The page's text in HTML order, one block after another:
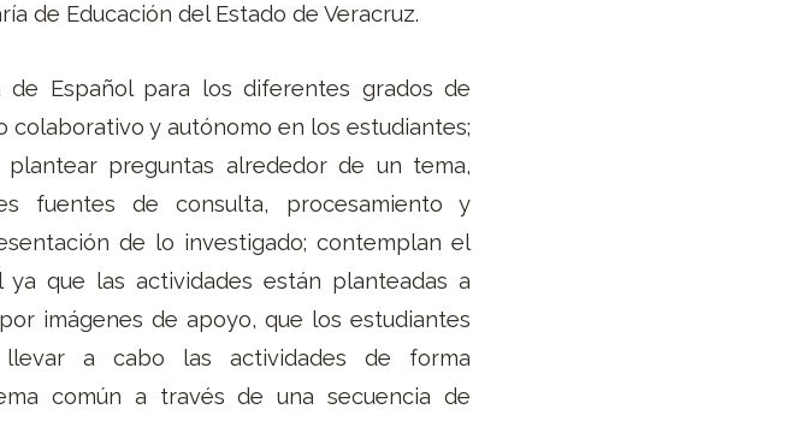
de Educación del Estado de Veracruz.
Español para los diferentes grados de
y autónomo en los estudiantes;
preguntas alrededor de un tema,
fuentes de consulta, procesamiento y
de lo investigado; contemplan el
que las actividades están planteadas a
imágenes de apoyo, que los estudiantes
a cabo las actividades de forma
común a través de una secuencia de